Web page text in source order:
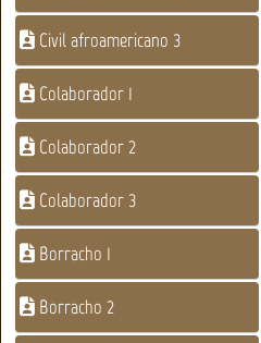
Civil afroamericano 3
Colaborador 1
Colaborador 2
Colaborador 3
Borracho 1
Borracho 2